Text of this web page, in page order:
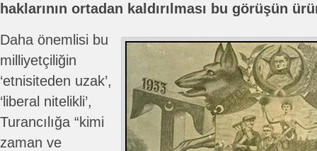
haklarının ortadan kaldırılması bu görüşün
Daha önemlisi bu
milliyetçiliğin
‘etnisiteden uzak’,
‘liberal nitelikli’,
Turancılığa “kimi
zaman ve